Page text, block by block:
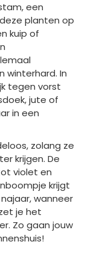
een
planten op
kuip of
winterhard. In
tegen vorst
jute of
in een
zolang ze
krijgen. De
violet en
krijgt
wanneer
je het
Zo gaan jouw